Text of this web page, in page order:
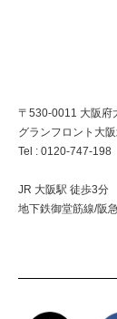
〒530-0011 大阪府
グランフロント大
Tel : 0120-747-198
JR 大阪駅 徒歩3分
地下鉄御堂筋線/阪